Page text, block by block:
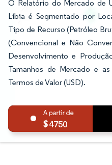
O Relatório do Mercado de
Líbia é Segmentado por
Tipo de Recurso (Petróleo
(Convencional e Não
Desenvolvimento e
Tamanhos de Mercado e
Termos de Valor (USD).
4750